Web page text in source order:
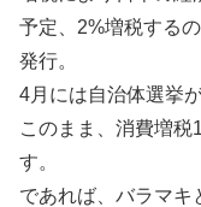
予定、2%増税する
発行。
4月には自治体選挙
このまま、消費増税
す。
であれば、バラマキ